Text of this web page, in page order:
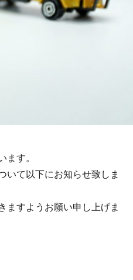
す。
いて以下にお知らせ致しま
ますようお願い申し上げま